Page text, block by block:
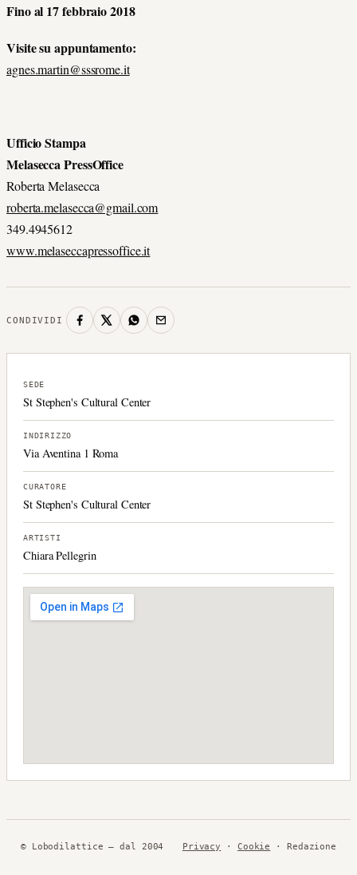
Fino al 17 febbraio 2018
Visite su appuntamento:
agnes.martin@sssrome.it
Ufficio Stampa
Melasecca PressOffice
Roberta Melasecca
roberta.melasecca@gmail.com
349.4945612
www.melaseccapressoffice.it
CONDIVIDI
SEDE
St Stephen's Cultural Center
INDIRIZZO
Via Aventina 1 Roma
CURATORE
St Stephen's Cultural Center
ARTISTI
Chiara Pellegrin
© Lobodilattice — dal 2004 Privacy · Cookie · Redazione